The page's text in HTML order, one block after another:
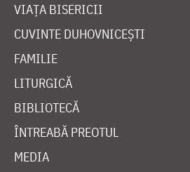
VIAȚA BISERICII
CUVINTE DUHOVNICEȘTI
FAMILIE
LITURGICĂ
BIBLIOTECĂ
ÎNTREABĂ PREOTUL
MEDIA